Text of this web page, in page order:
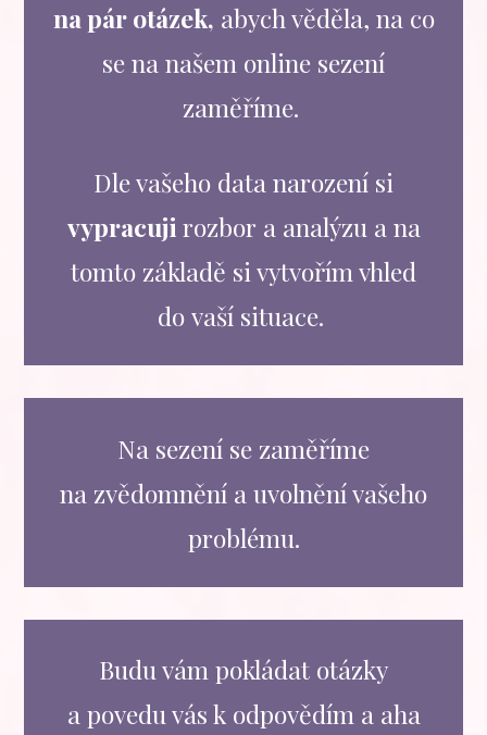
na pár otázek, abych věděla, na co
se na našem online sezení
zaměříme.
Dle vašeho data narození si
vypracuji rozbor a analýzu a na
tomto základě si vytvořím vhled
do vaší situace.
Na sezení se zaměříme
na zvědomnění a uvolnění vašeho
problému.
Budu vám pokládat otázky
a povedu vás k odpovědím a aha